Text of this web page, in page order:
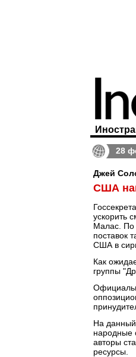
28
Джей
США
ускорить
Малас. По
поставок
США в
Как
группы
На
народные
авторы
ресурсы.